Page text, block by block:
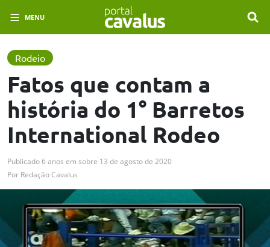
MENU
Rodeio
Fatos que contam a
história do 1° Barretos
International Rodeo
Publicado6 anos em sobre 13 de agosto de 2020
Por Redação Cavalus